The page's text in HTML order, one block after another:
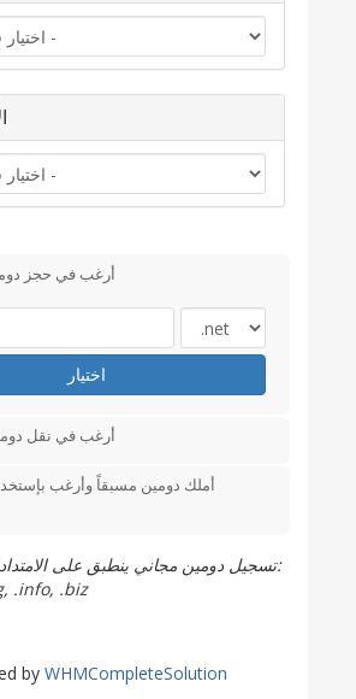
أرغب في حجز
اختيار
أرغب في نقل
أملك دومين مسبقاً وأرغب
تسجيل دومين مجاني ينطبق على
.info, .biz
by WHMCompleteSolution